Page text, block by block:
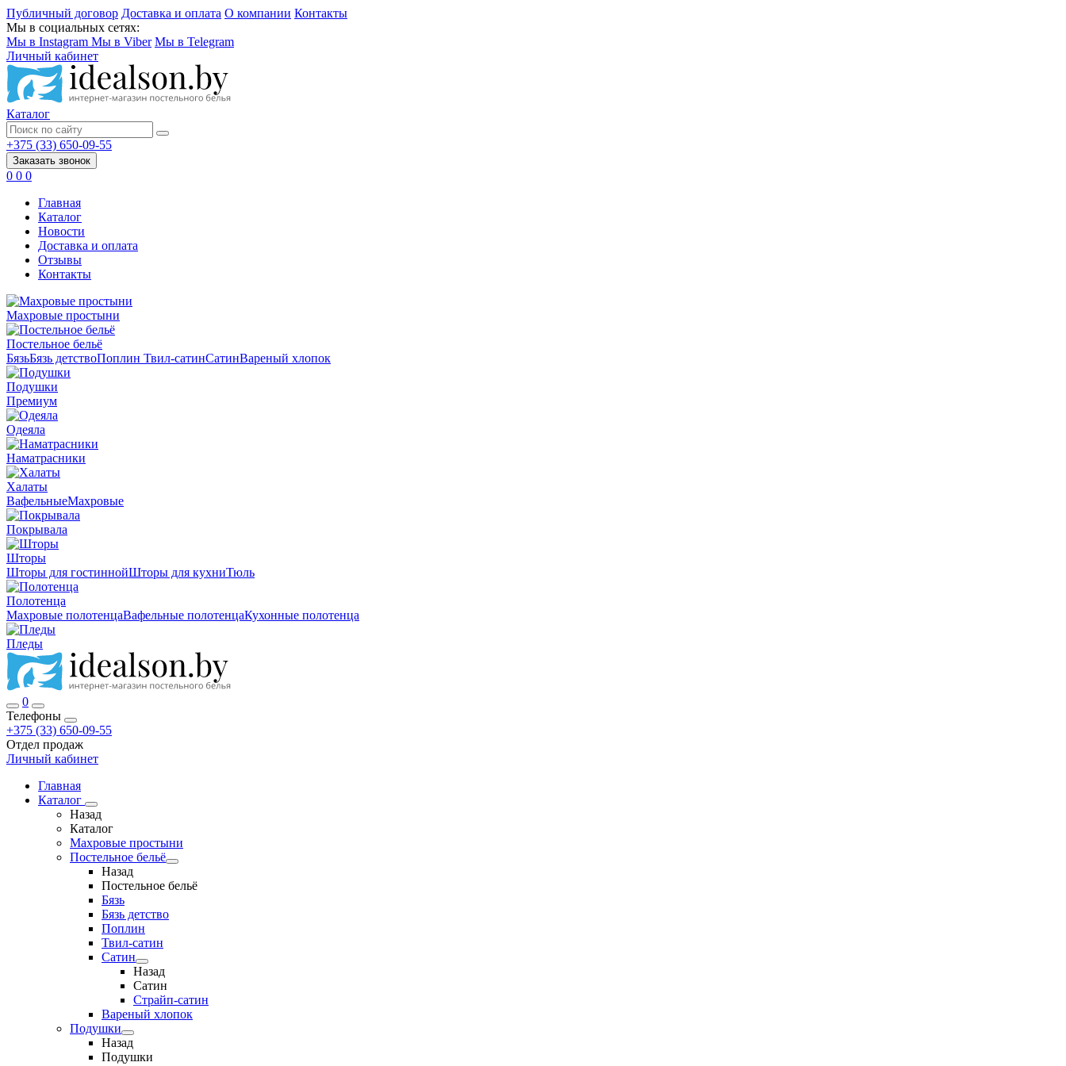
Публичный договор Доставка и оплата О компании Контакты
Мы в социальных сетях:
Мы в Instagram Мы в Viber Мы в Telegram
Личный кабинет
Каталог
+375 (33) 650-09-55
Заказать звонок
0 0 0
Главная
Каталог
Новости
Доставка и оплата
Отзывы
Контакты
Махровые простыни
Постельное бельё
БязьБязь детствоПоплин Твил-сатинСатинВареный хлопок
Подушки
Премиум
Одеяла
Наматрасники
Халаты
ВафельныеМахровые
Покрывала
Шторы
Шторы для гостиннойШторы для кухниТюль
Полотенца
Махровые полотенцаВафельные полотенцаКухонные полотенца
Пледы
0
Телефоны
+375 (33) 650-09-55
Отдел продаж
Личный кабинет
Главная
Каталог
Назад
Каталог
Махровые простыни
Постельное бельё
Назад
Постельное бельё
Бязь
Бязь детство
Поплин
Твил-сатин
Сатин
Назад
Сатин
Страйп-сатин
Вареный хлопок
Подушки
Назад
Подушки